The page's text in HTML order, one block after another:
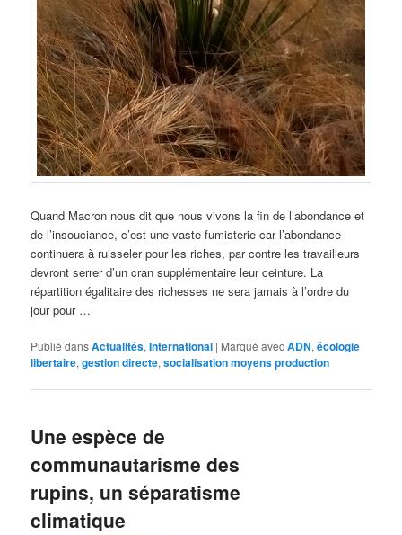
Quand Macron nous dit que nous vivons la fin de l’abondance et
de l’insouciance, c’est une vaste fumisterie car l’abondance
continuera à ruisseler pour les riches, par contre les travailleurs
devront serrer d’un cran supplémentaire leur ceinture. La
répartition égalitaire des richesses ne sera jamais à l’ordre du
jour pour …
Publié dansActualités,International | Marqué avecADN,écologie
libertaire,gestion directe,socialisation moyens production
Une espèce de
communautarisme des
rupins, un séparatisme
climatique